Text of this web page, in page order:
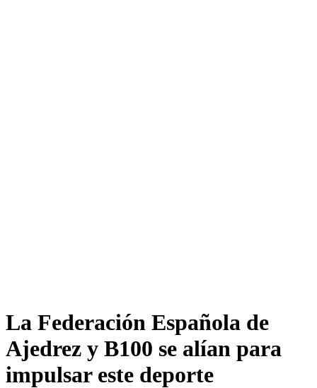
La Federación Española de
Ajedrez y B100 se alían para
impulsar este deporte